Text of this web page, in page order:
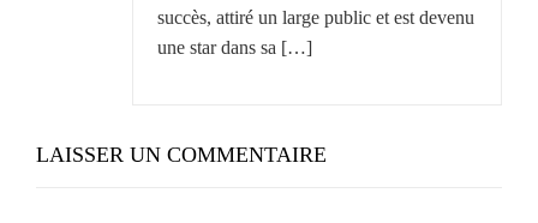
succès, attiré un large public et est devenu
une star dans sa […]
LAISSER UN COMMENTAIRE